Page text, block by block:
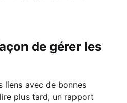
de gérer les
liens avec de bonnes
plus tard, un rapport